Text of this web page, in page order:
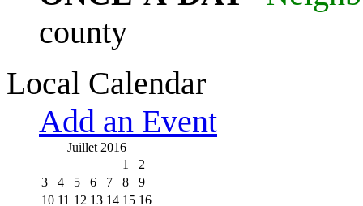
county
Local Calendar
Add an Event
Juillet 2016
1
2
3
4 5 6 7 8
9
10 11 12 13 14 15 16